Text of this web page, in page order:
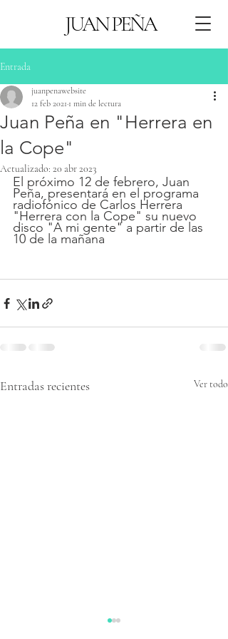
JUAN PEÑA
Entrada
Juan Peña en "Herrera en
la Cope"
juanpenawebsite
12 feb 2021 1 min de lectura
Actualizado: 20 abr 2023
El próximo 12 de febrero, Juan
Peña, presentará en el programa
radiofónico de Carlos Herrera
"Herrera con la Cope" su nuevo
disco "A mi gente" a partir de las
10 de la mañana
Entradas recientes Ver todo